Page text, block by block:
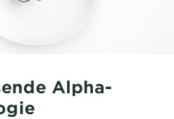
Alpha-